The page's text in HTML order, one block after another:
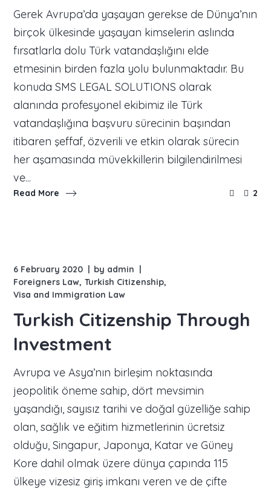
Gerek Avrupa’da yaşayan gerekse de Dünya’nın
birçok ülkesinde yaşayan kimselerin aslında
fırsatlarla dolu Türk vatandaşlığını elde
etmesinin birden fazla yolu bulunmaktadır. Bu
konuda SMS LEGAL SOLUTIONS olarak
alanında profesyonel ekibimiz ile Türk
vatandaşlığına başvuru sürecinin başından
itibaren şeffaf, özverili ve etkin olarak sürecin
her aşamasında müvekkillerin bilgilendirilmesi
ve...
Read More 2
6 February 2020 by admin
Foreigners Law Turkish Citizenship
Visa and Immigration Law
Turkish Citizenship Through
Investment
Avrupa ve Asya’nın birleşim noktasında
jeopolitik öneme sahip, dört mevsimin
yaşandığı, sayısız tarihi ve doğal güzelliğe sahip
olan, sağlık ve eğitim hizmetlerinin ücretsiz
olduğu, Singapur, Japonya, Katar ve Güney
Kore dahil olmak üzere dünya çapında 115
ülkeye vizesiz giriş imkanı veren ve de çifte